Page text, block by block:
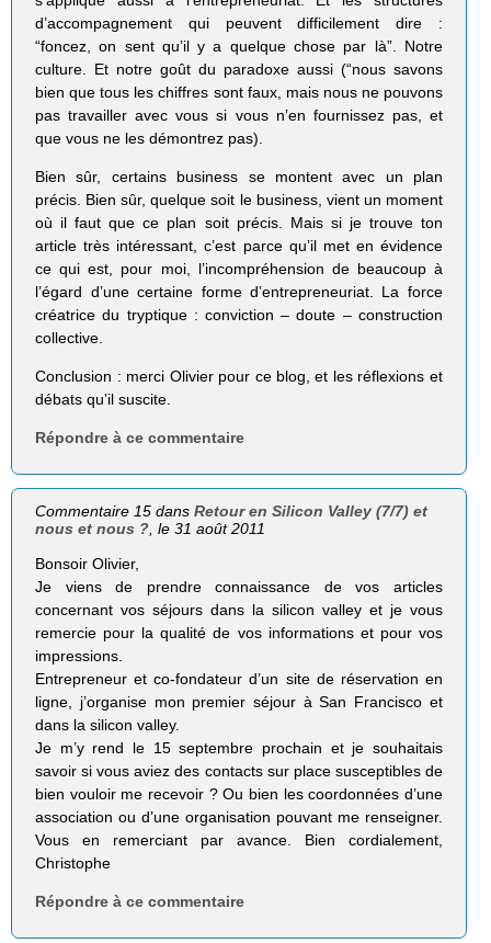
d’accompagnement qui peuvent difficilement dire :
“foncez, on sent qu’il y a quelque chose par là”. Notre
culture. Et notre goût du paradoxe aussi (“nous savons
bien que tous les chiffres sont faux, mais nous ne pouvons
pas travailler avec vous si vous n’en fournissez pas, et
que vous ne les démontrez pas).
Bien sûr, certains business se montent avec un plan
précis. Bien sûr, quelque soit le business, vient un moment
où il faut que ce plan soit précis. Mais si je trouve ton
article très intéressant, c’est parce qu’il met en évidence
ce qui est, pour moi, l’incompréhension de beaucoup à
l’égard d’une certaine forme d’entrepreneuriat. La force
créatrice du tryptique : conviction – doute – construction
collective.
Conclusion : merci Olivier pour ce blog, et les réflexions et
débats qu’il suscite.
Répondre à ce commentaire
Commentaire 15 dansRetour en Silicon Valley (7/7) et
nous et nous ?, le 31 août 2011
Bonsoir Olivier,
Je viens de prendre connaissance de vos articles
concernant vos séjours dans la silicon valley et je vous
remercie pour la qualité de vos informations et pour vos
impressions.
Entrepreneur et co-fondateur d’un site de réservation en
ligne, j’organise mon premier séjour à San Francisco et
dans la silicon valley.
Je m’y rend le 15 septembre prochain et je souhaitais
savoir si vous aviez des contacts sur place susceptibles de
bien vouloir me recevoir ? Ou bien les coordonnées d’une
association ou d’une organisation pouvant me renseigner.
Vous en remerciant par avance. Bien cordialement,
Christophe
Répondre à ce commentaire